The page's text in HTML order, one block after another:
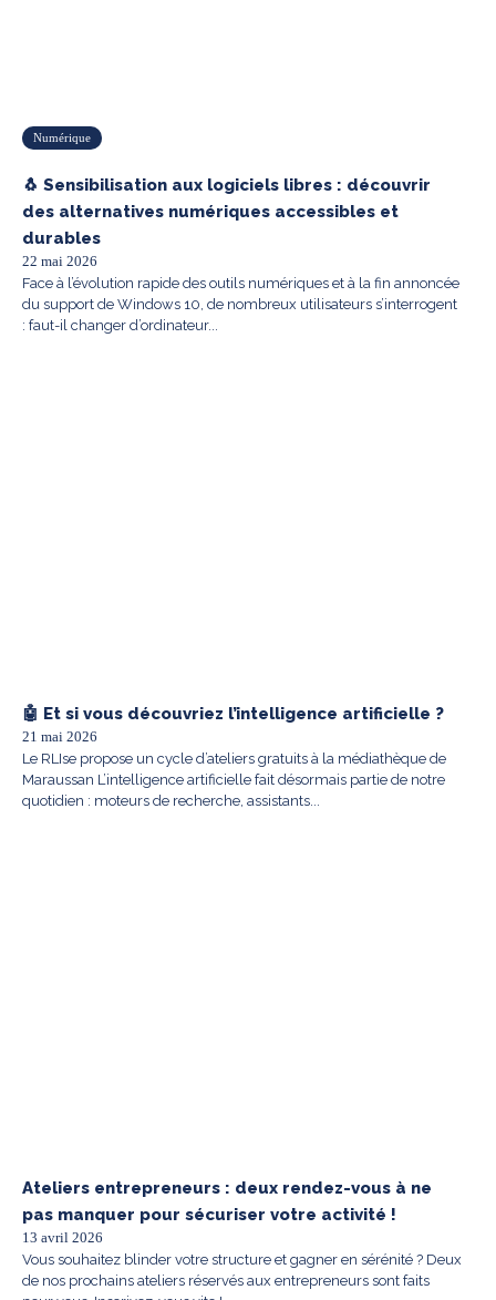
Numérique
🐧 Sensibilisation aux logiciels libres : découvrir
des alternatives numériques accessibles et
durables
22 mai 2026
Face à l’évolution rapide des outils numériques et à la fin annoncée
du support de Windows 10, de nombreux utilisateurs s’interrogent
: faut-il changer d’ordinateur...
🤖 Et si vous découvriez l’intelligence artificielle ?
21 mai 2026
Le RLIse propose un cycle d’ateliers gratuits à la médiathèque de
Maraussan L’intelligence artificielle fait désormais partie de notre
quotidien : moteurs de recherche, assistants...
Ateliers entrepreneurs : deux rendez-vous à ne
pas manquer pour sécuriser votre activité !
13 avril 2026
Vous souhaitez blinder votre structure et gagner en sérénité ? Deux
de nos prochains ateliers réservés aux entrepreneurs sont faits